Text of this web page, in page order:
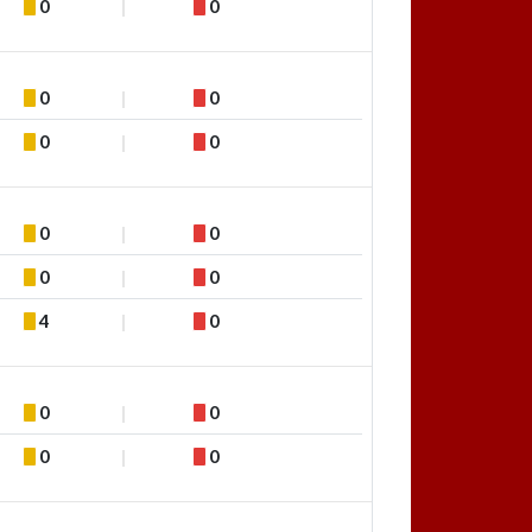
0 0
0 0
0 0
0 0
0 0
4 0
0 0
0 0